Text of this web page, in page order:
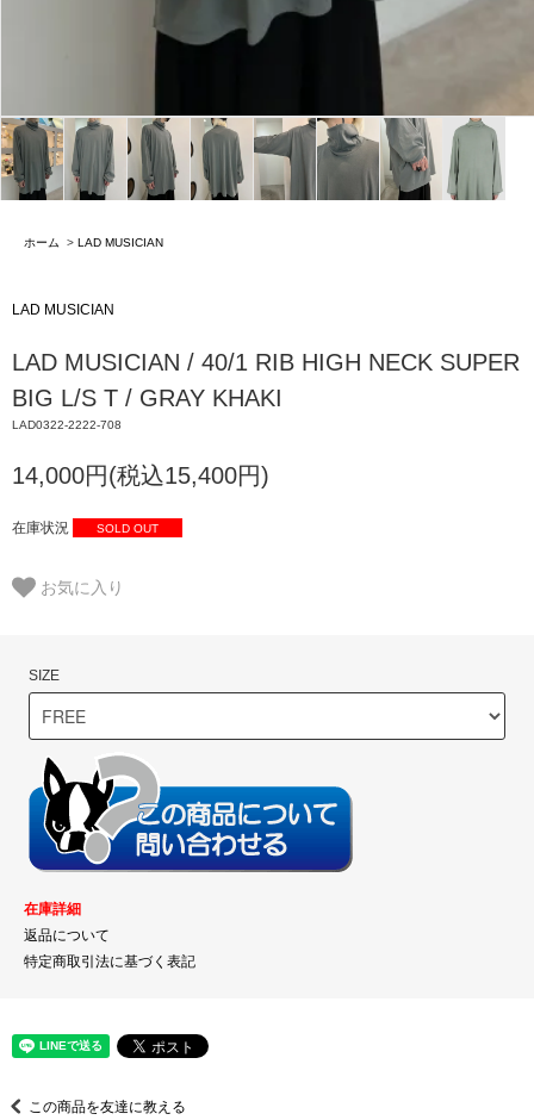
ホーム > LAD MUSICIAN
LAD MUSICIAN
LAD MUSICIAN / 40/1 RIB HIGH NECK SUPER
BIG L/S T / GRAY KHAKI
LAD0322-2222-708
14,000円(税込15,400円)
在庫状況 SOLD OUT
お気に入り
SIZE
在庫詳細
返品について
特定商取引法に基づく表記
この商品を友達に教える